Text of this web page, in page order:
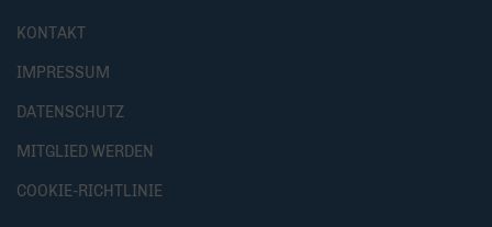
KONTAKT
IMPRESSUM
DATENSCHUTZ
MITGLIED WERDEN
COOKIE-RICHTLINIE